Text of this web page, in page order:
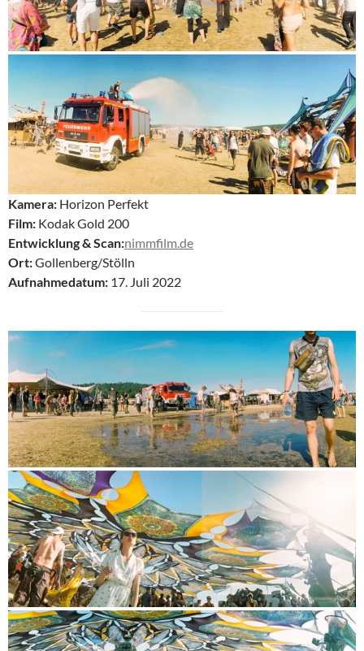
Kamera: Horizon Perfekt
Film: Kodak Gold 200
Entwicklung & Scan:nimmfilm.de
Ort:Gollenberg/Stölln
Aufnahmedatum: 17. Juli 2022